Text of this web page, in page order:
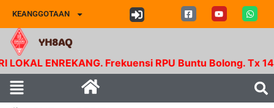
KEANGGOTAAN
YH8AQ
ENREKANG. Frekuensi RPU Buntu Bolong. Tx